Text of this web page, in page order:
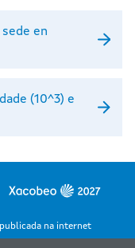
en
(10^3) e
na internet